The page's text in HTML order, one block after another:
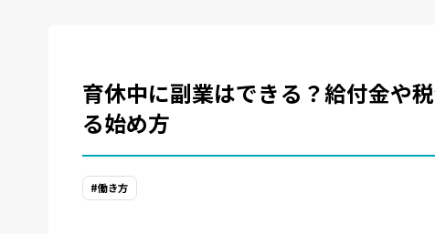
育休中に副業はできる？給付金や
る始め方
#働き方